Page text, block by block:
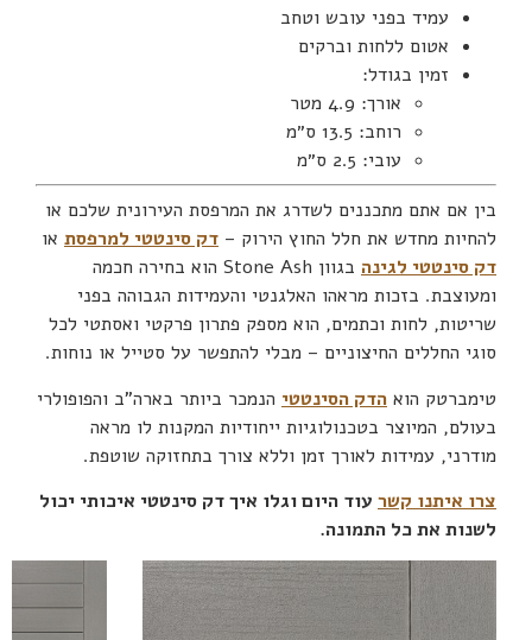
עמיד בפני עובש וטחב
אטום ללחות וברקים
זמין בגודל:
אורך: 4.9 מטר
רוחב: 13.5 ס״מ
עובי: 2.5 ס״מ
בין אם אתם מתכננים לשדרג את המרפסת העירונית שלכם או
להחיות מחדש את חלל החוץ הירוק – דק סינטטי למרפסת או
דק סינטטי לגינה
בגוון Stone Ash הוא בחירה חכמה
ומעוצבת. בזכות מראהו האלגנטי והעמידות הגבוהה בפני
שריטות, לחות וכתמים, הוא מספק פתרון פרקטי ואסתטי לכל
סוגי החללים החיצוניים – מבלי להתפשר על סטייל או נוחות.
טימברטק הוא הדק הסינטטי הנמכר ביותר בארה”ב והפופולרי
בעולם, המיוצר בטכנולוגיות ייחודיות המקנות לו מראה
מודרני, עמידות לאורך זמן וללא צורך בתחזוקה שוטפת.
צרו איתנו קשר עוד היום וגלו איך דק סינטטי איכותי יכול
לשנות את כל התמונה.